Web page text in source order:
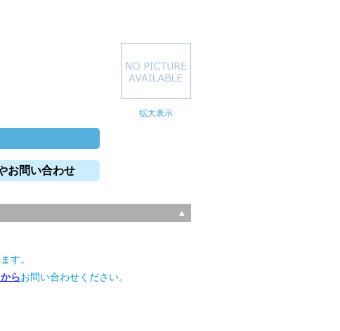
拡大表示
お問い合わせ
す。
らお問い合わせください。